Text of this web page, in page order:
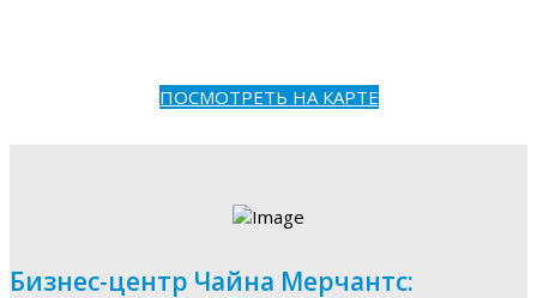
ПОСМОТРЕТЬ НА КАРТЕ
Бизнес-центр Чайна Мерчантс: